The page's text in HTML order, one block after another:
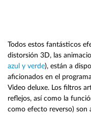
Todos estos fantásticos
distorsión 3D, las
azul y verde), están a
aficionados en el
Video deluxe. Los filtros
reflejos, así como la
como efecto reverso) son